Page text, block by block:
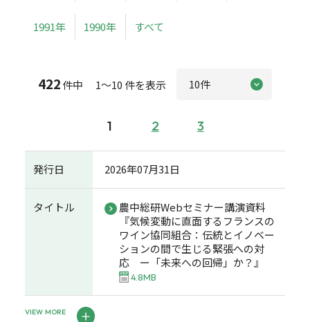
1991年 1990年 すべて
422件中 1～10 件を表示
1 2 3
発行日 2026年07月31日
タイトル
農中総研Webセミナー講演資料
『気候変動に直面するフランスの
ワイン協同組合：伝統とイノベー
ションの間で生じる緊張への対
応 ー「未来への回帰」か？』
4.8MB
VIEW MORE